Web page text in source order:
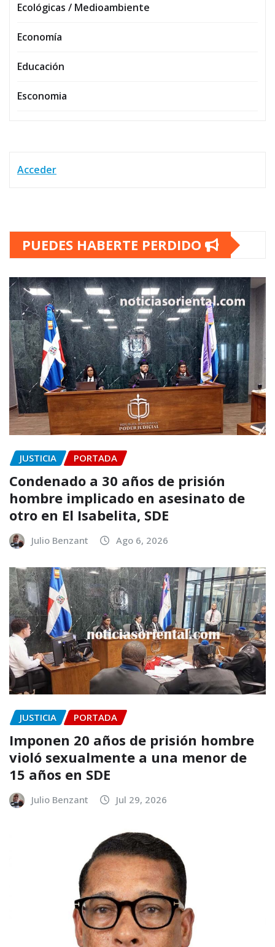
Ecológicas / Medioambiente
Economía
Educación
Esconomia
Acceder
PUEDES HABERTE PERDIDO
JUSTICIA PORTADA
Condenado a 30 años de prisión
hombre implicado en asesinato de
otro en El Isabelita, SDE
Julio Benzant Ago 6, 2026
JUSTICIA PORTADA
Imponen 20 años de prisión hombre
violó sexualmente a una menor de
15 años en SDE
Julio Benzant Jul 29, 2026